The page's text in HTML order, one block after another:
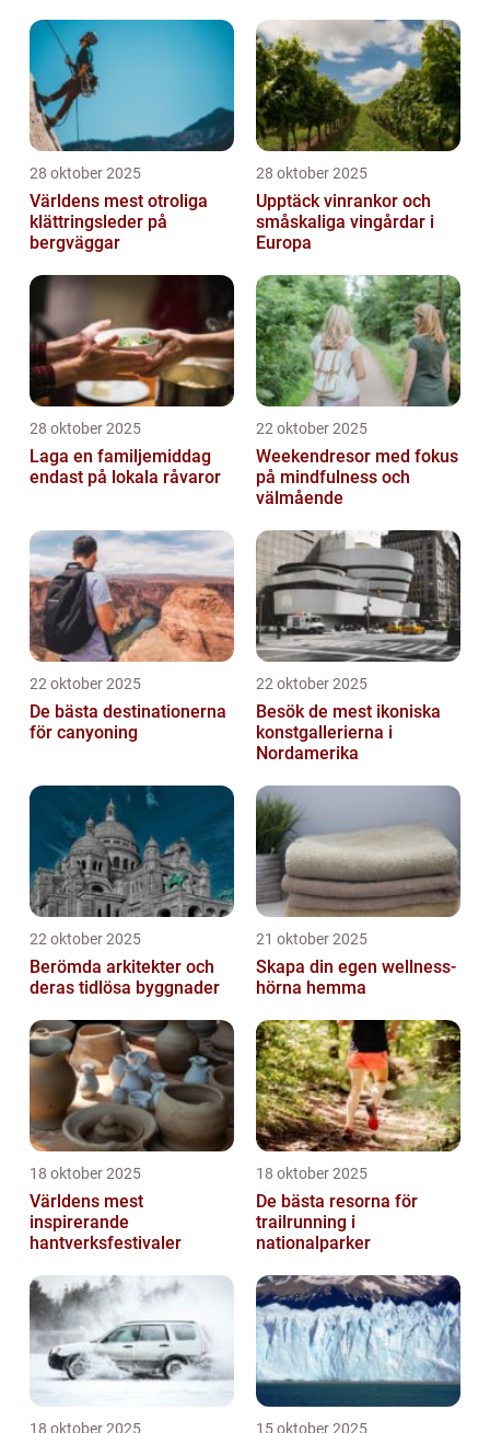
28 oktober 2025
Världens mest otroliga
klättringsleder på
bergväggar
28 oktober 2025
Upptäck vinrankor och
småskaliga vingårdar i
Europa
28 oktober 2025
Laga en familjemiddag
endast på lokala råvaror
22 oktober 2025
Weekendresor med fokus
på mindfulness och
välmående
22 oktober 2025
De bästa destinationerna
för canyoning
22 oktober 2025
Besök de mest ikoniska
konstgallerierna i
Nordamerika
22 oktober 2025
Berömda arkitekter och
deras tidlösa byggnader
21 oktober 2025
Skapa din egen wellness-
hörna hemma
18 oktober 2025
Världens mest
inspirerande
hantverksfestivaler
18 oktober 2025
De bästa resorna för
trailrunning i
nationalparker
18 oktober 2025 15 oktober 2025